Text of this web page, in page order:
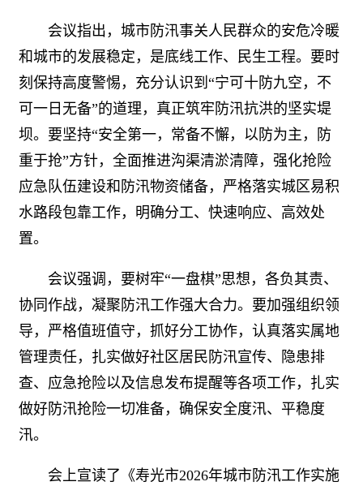
会议指出，城市防汛事关人民群众的安危冷暖
和城市的发展稳定，是底线工作、民生工程。要时
刻保持高度警惕，充分认识到“宁可十防九空，不
可一日无备”的道理，真正筑牢防汛抗洪的坚实堤
坝。要坚持“安全第一，常备不懈，以防为主，防
重于抢”方针，全面推进沟渠清淤清障，强化抢险
应急队伍建设和防汛物资储备，严格落实城区易积
水路段包靠工作，明确分工、快速响应、高效处
置。
会议强调，要树牢“一盘棋”思想，各负其责、
协同作战，凝聚防汛工作强大合力。要加强组织领
导，严格值班值守，抓好分工协作，认真落实属地
管理责任，扎实做好社区居民防汛宣传、隐患排
查、应急抢险以及信息发布提醒等各项工作，扎实
做好防汛抢险一切准备，确保安全度汛、平稳度
汛。
会上宣读了《寿光市2026年城市防汛工作实施